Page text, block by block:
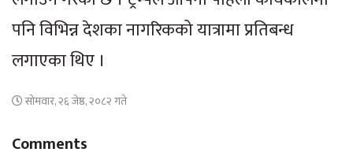
पनि विभिन्न देशका नागरिकको यात्रामा प्रतिबन्ध
लगाएका थिए ।
सोमवार, २६ जेष्ठ, २०८२ गते
Comments